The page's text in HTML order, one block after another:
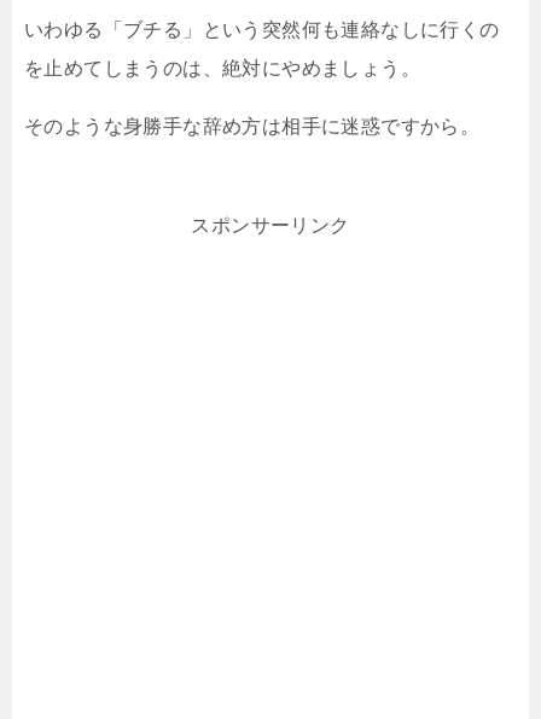
いわゆる「ブチる」という突然何も連絡なしに行くの
を止めてしまうのは、絶対にやめましょう。
そのような身勝手な辞め方は相手に迷惑ですから。
スポンサーリンク